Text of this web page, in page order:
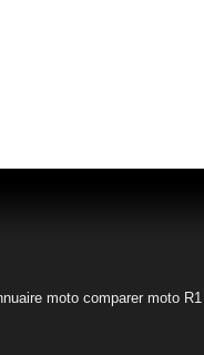
moto comparer moto